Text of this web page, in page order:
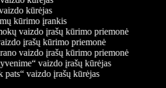
kūrėjas
kūrimo įrankis
vaizdo įrašų kūrimo priemonė
įrašų kūrimo priemonė
vaizdo įrašų kūrimo priemonė
vaizdo įrašų kūrėjas
vaizdo įrašų kūrėjas